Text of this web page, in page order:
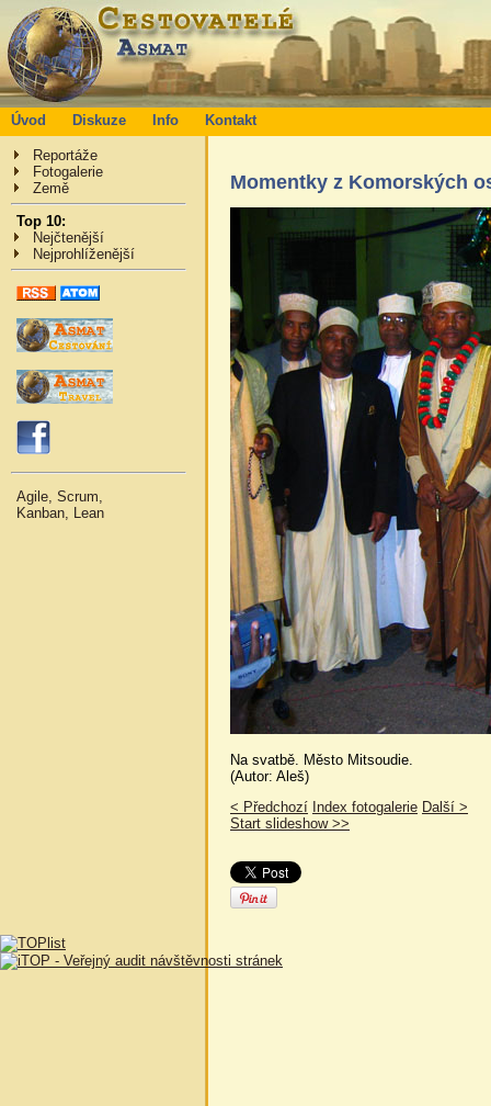
Úvod Diskuze Info Kontakt
Reportáže
Fotogalerie
Země
Top 10:
Nejčtenější
Nejprohlíženější
Agile, Scrum,
Kanban, Lean
Momentky z Komorských
Na svatbě. Město Mitsoudie.
(Autor: Aleš)
< Předchozí Index fotogalerie Další >
Start slideshow >>